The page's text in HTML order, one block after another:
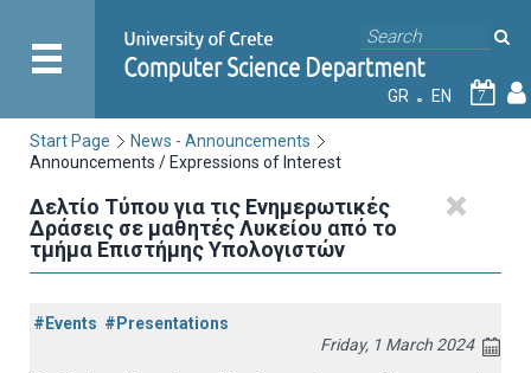
GR EN 7
Start Page
News - Announcements
Announcements / Expressions of Interest
Δελτίο Τύπου για τις Ενημερωτικές
Δράσεις σε μαθητές Λυκείου από το
τμήμα Επιστήμης Υπολογιστών
#Events #Presentations
Friday, 1 March 2024